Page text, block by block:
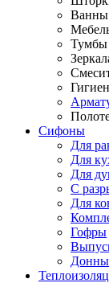
Ванны
Тумбы
Сифоны
Для
Для
Для
С
Для
Гофры